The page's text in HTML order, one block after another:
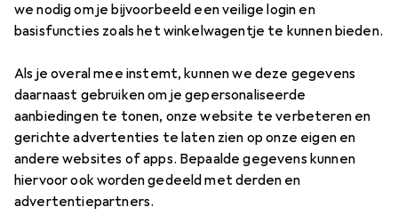
we nodig om je bijvoorbeeld een veilige login en
basisfuncties zoals het winkelwagentje te kunnen bieden.
Als je overal mee instemt, kunnen we deze gegevens
daarnaast gebruiken om je gepersonaliseerde
aanbiedingen te tonen, onze website te verbeteren en
gerichte advertenties te laten zien op onze eigen en
andere websites of apps. Bepaalde gegevens kunnen
hiervoor ook worden gedeeld met derden en
advertentiepartners.
Zeppelin 100 jaar 7690M-1 Quartz
WYP horloge
Analoog horloge, Chronograaf, 42 mm
Prijs in EUR inclusief BTW
EUR
366,73
Waarderingscijfers